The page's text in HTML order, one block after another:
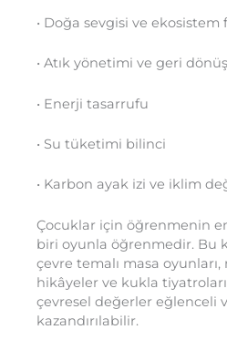
• Doğa sevgisi ve ekosistem
• Atık yönetimi ve geri
• Enerji tasarrufu
• Su tüketimi bilinci
• Karbon ayak izi ve iklim
Çocuklar için öğrenmenin
biri oyunla öğrenmedir. Bu
çevre temalı masa
hikâyeler ve kukla tiyatroları
çevresel değerler eğlenceli
kazandırılabilir.